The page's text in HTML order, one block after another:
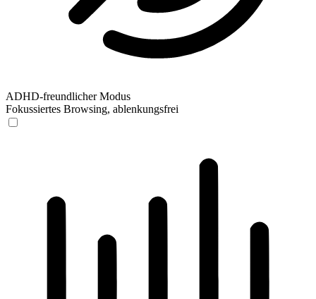
ADHD-freundlicher Modus
Fokussiertes Browsing, ablenkungsfrei